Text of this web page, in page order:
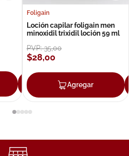
Agregar
Foligain
Loción capilar foligain men
minoxidil trixidil loción 59 ml
PVP:35,00
$28,00
Agregar